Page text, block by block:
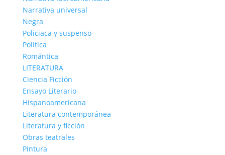
Narrativa universal
Negra
Policiaca y suspenso
Política
Romántica
LITERATURA
Ciencia Ficción
Ensayo Literario
Hispanoamericana
Literatura contemporánea
Literatura y ficción
Obras teatrales
Pintura